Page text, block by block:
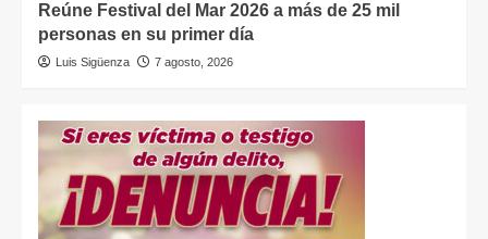
Reúne Festival del Mar 2026 a más de 25 mil
personas en su primer día
Luis Sigüenza 7 agosto, 2026